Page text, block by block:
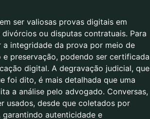
ser valiosas provas digitais em
ou disputas contratuais. Para
a integridade da prova por meio de
e preservação, podendo ser certificada
digital. A degravação judicial, que
foi dito, é mais detalhada que uma
a análise pelo advogado. Conversas,
usados, desde que coletados por
autenticidade e